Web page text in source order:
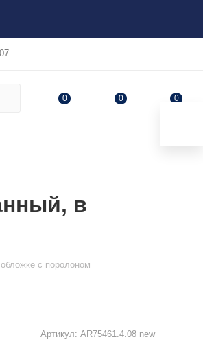
0 0 0
в
с поролоном
Артикул: AR75461.4.08 new